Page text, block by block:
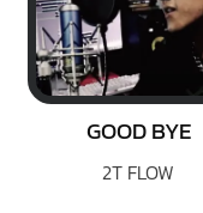
GOOD BYE
2T FLOW